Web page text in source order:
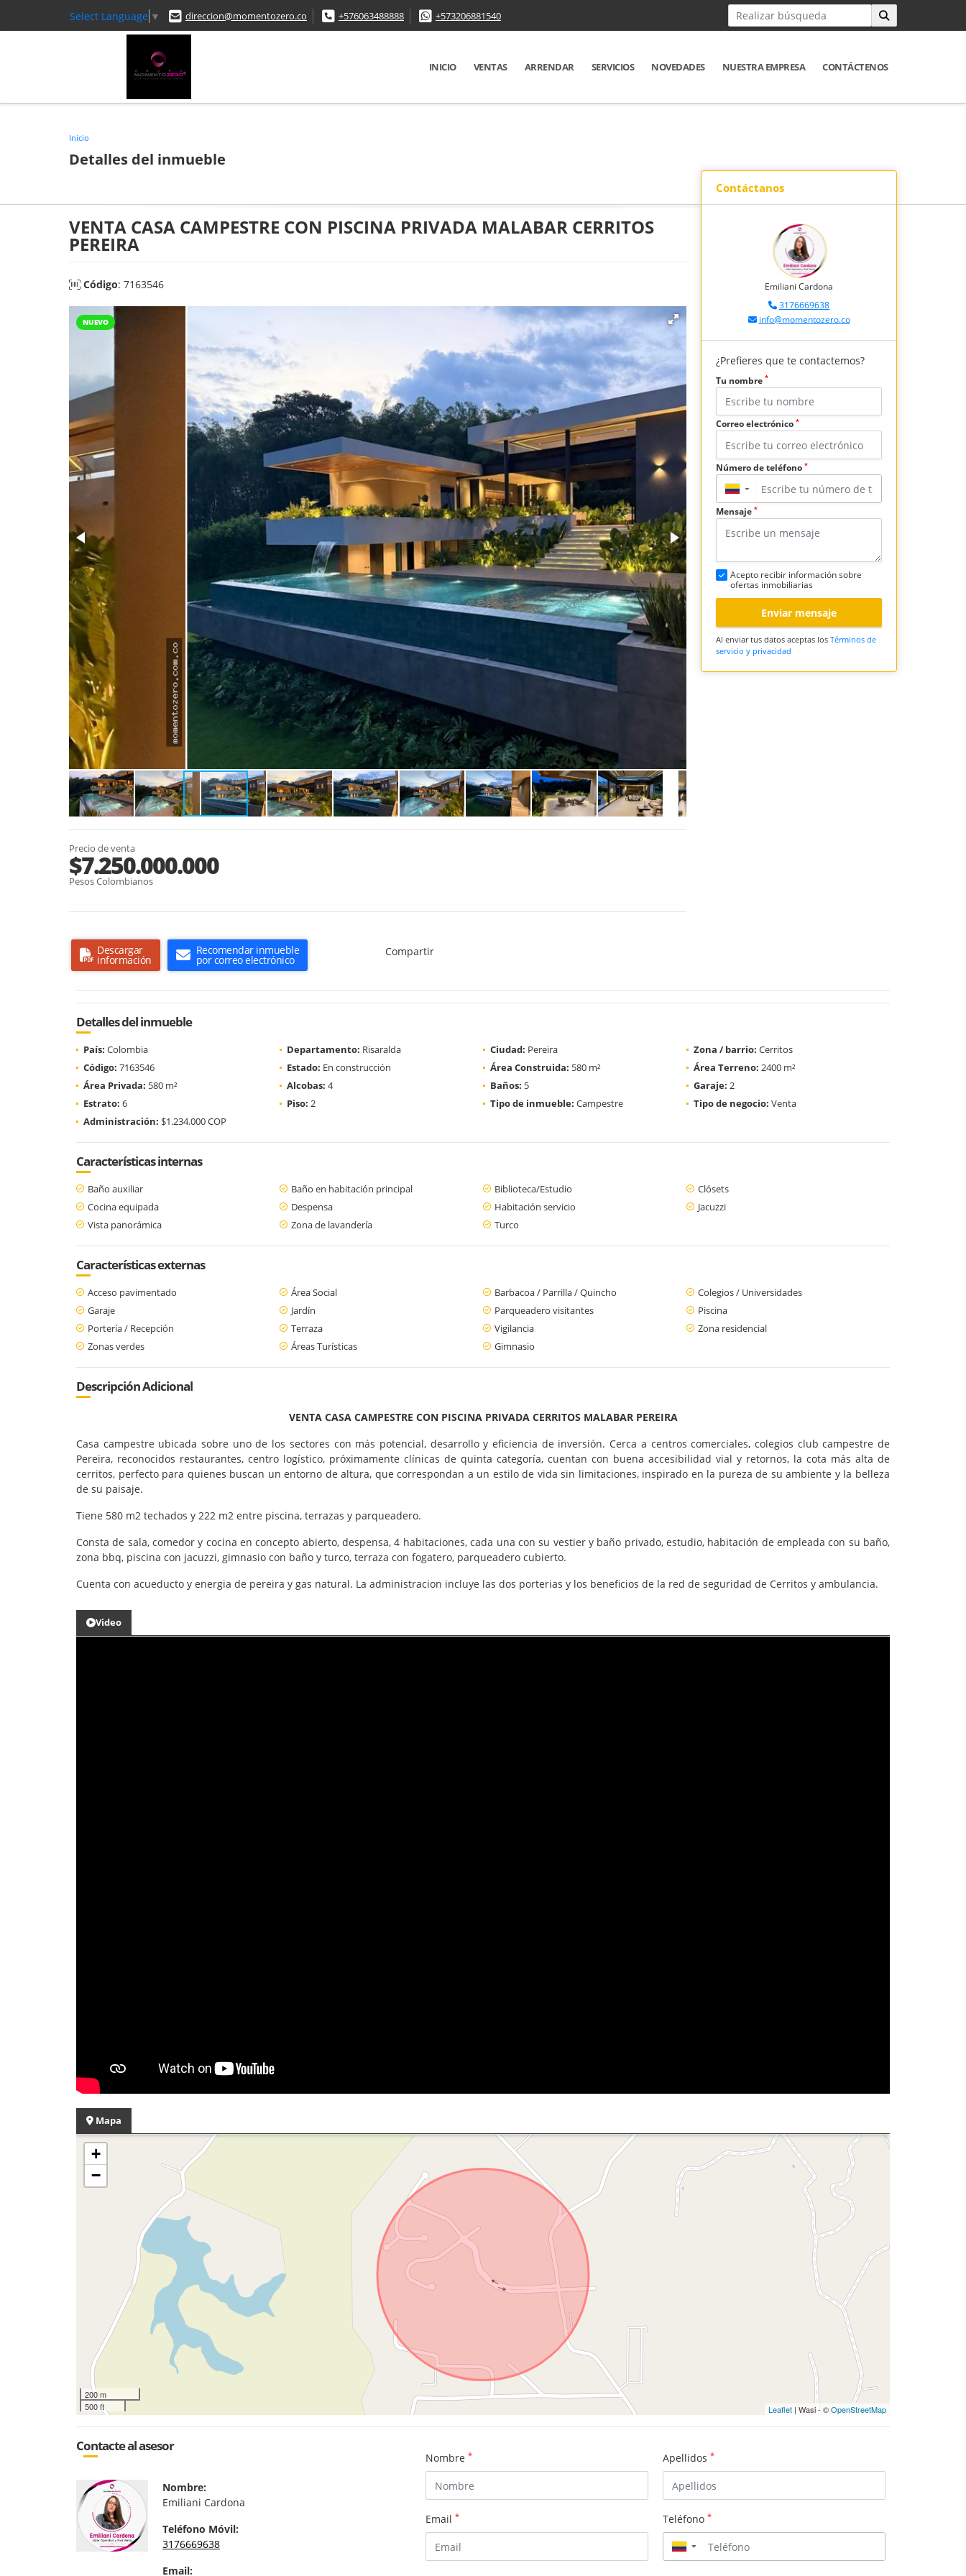
Select Language ▼ direccion@momentozero.co +576063488888 +573206881540
INICIO VENTAS ARRENDAR SERVICIOS NOVEDADES NUESTRA EMPRESA CONTÁCTENOS
Inicio
Detalles del inmueble
VENTA CASA CAMPESTRE CON PISCINA PRIVADA MALABAR CERRITOS
PEREIRA
Código: 7163546
NUEVO
Precio de venta
$7.250.000.000
Pesos Colombianos
Descargar
información
Recomendar inmueble
por correo electrónico
Compartir
Contáctanos
Emiliani Cardona
3176669638
info@momentozero.co
¿Prefieres que te contactemos?
Tu nombre *
Correo electrónico *
Número de teléfono *
▼
Mensaje *
Acepto recibir información sobre
ofertas inmobiliarias
Enviar mensaje
Al enviar tus datos aceptas los Términos de
servicio y privacidad
Detalles del inmueble
País: Colombia Departamento: Risaralda Ciudad: Pereira Zona / barrio: Cerritos
Código: 7163546 Estado: En construcción Área Construida: 580 m² Área Terreno: 2400 m²
Área Privada: 580 m² Alcobas: 4 Baños: 5 Garaje: 2
Estrato: 6 Piso: 2 Tipo de inmueble: Campestre Tipo de negocio: Venta
Administración: $1.234.000 COP
Características internas
Baño auxiliar Baño en habitación principal Biblioteca/Estudio
Clósets
Cocina equipada
Despensa Habitación servicio
Jacuzzi
Vista panorámica
Zona de lavandería Turco
Características externas
Acceso pavimentado Área Social Barbacoa / Parrilla / Quincho
Colegios / Universidades
Garaje
Jardín Parqueadero visitantes
Piscina
Portería / Recepción
Terraza Vigilancia
Zona residencial
Zonas verdes
Áreas Turísticas Gimnasio
Descripción Adicional
VENTA CASA CAMPESTRE CON PISCINA PRIVADA CERRITOS MALABAR PEREIRA
Casa campestre ubicada sobre uno de los sectores con más potencial, desarrollo y eficiencia de inversión. Cerca a centros comerciales, colegios club campestre de
Pereira, reconocidos restaurantes, centro logístico, próximamente clínicas de quinta categoría, cuentan con buena accesibilidad vial y retornos, la cota más alta de
cerritos, perfecto para quienes buscan un entorno de altura, que correspondan a un estilo de vida sin limitaciones, inspirado en la pureza de su ambiente y la belleza
de su paisaje.
Tiene 580 m2 techados y 222 m2 entre piscina, terrazas y parqueadero.
Consta de sala, comedor y cocina en concepto abierto, despensa, 4 habitaciones, cada una con su vestier y baño privado, estudio, habitación de empleada con su baño,
zona bbq, piscina con jacuzzi, gimnasio con baño y turco, terraza con fogatero, parqueadero cubierto.
Cuenta con acueducto y energia de pereira y gas natural. La administracion incluye las dos porterias y los beneficios de la red de seguridad de Cerritos y ambulancia.
Video
Mapa
+
−
200 m
500 ft
Leaflet | Wasi - ©OpenStreetMap
Contacte al asesor
Nombre:
Emiliani Cardona
Teléfono Móvil:
3176669638
Email:
Nombre * Apellidos *
Email * Teléfono *
▼